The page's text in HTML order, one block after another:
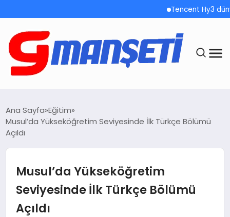
Tencent Hy3 dünya
DEMOLAR
OYUN
Ana Sayfa Eğitim
Musul’da Yükseköğretim Seviyesinde İlk Türkçe Bölümü
Açıldı
Musul’da Yükseköğretim
Seviyesinde İlk Türkçe Bölümü
Açıldı